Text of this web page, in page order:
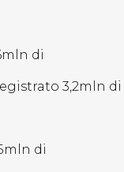
di
3,2mln di
di